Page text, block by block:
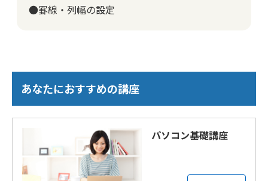
●罫線・列幅の設定
あなたにおすすめの講座
パソコン基礎講座